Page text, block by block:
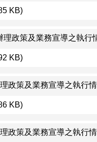
KB)
理政策及業務宣導之執行
KB)
政策及業務宣導之執行
KB)
政策及業務宣導之執行